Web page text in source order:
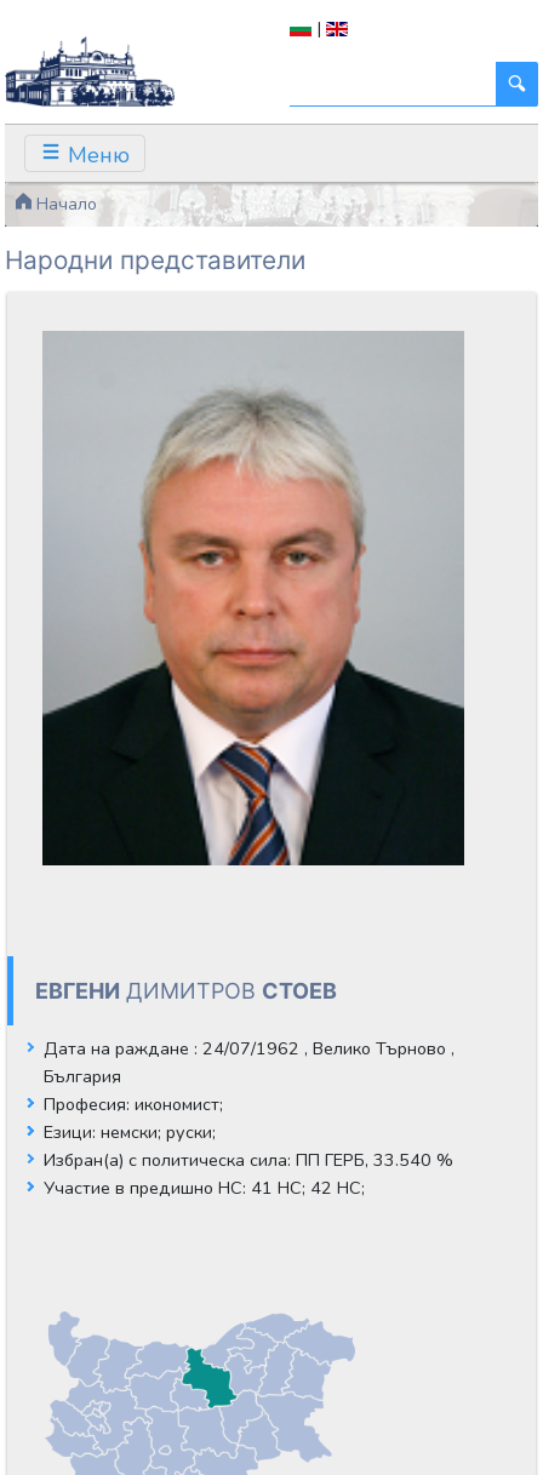
|
Меню
Начало
Народни представители
ЕВГЕНИ ДИМИТРОВ СТОЕВ
Дата на раждане : 24/07/1962 , Велико Търново ,
България
Професия:икономист;
Езици:немски;руски;
Избран(а) с политическа сила:ПП ГЕРБ, 33.540 %
Участие в предишно НС: 41 НС; 42 НС;